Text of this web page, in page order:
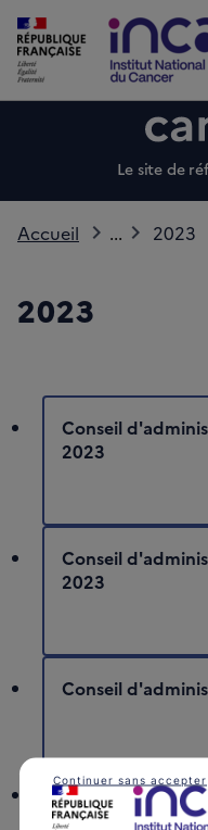
Le site de
Accueil ... 2023
2023
Conseil
2023
Conseil
2023
Conseil
Conseil
Continuer sans accepter